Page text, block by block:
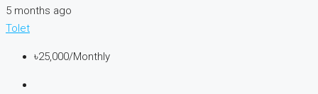
5 months ago
Tolet
৳25,000/Monthly